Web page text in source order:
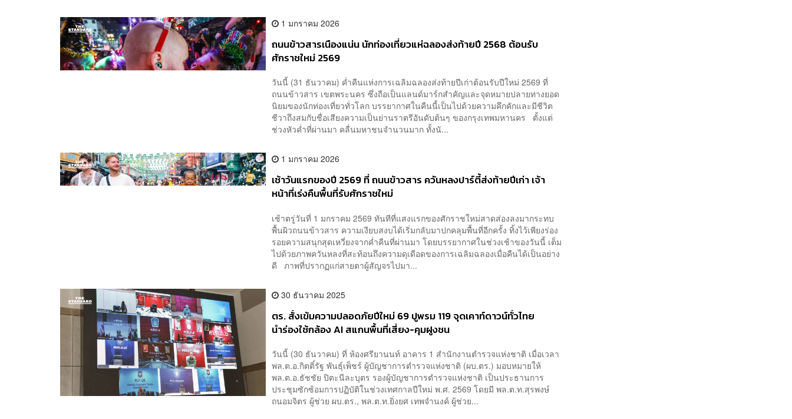
1 มกราคม 2026
ถนนข้าวสารเนืองแน่น นักท่องเที่ยวแห่ฉลองส่งท้ายปี 2568 ต้อนรับ
ศักราชใหม่ 2569
วันนี้ (31 ธันวาคม) ค่ำคืนแห่งการเฉลิมฉลองส่งท้ายปีเก่าต้อนรับปีใหม่ 2569 ที่
ถนนข้าวสาร เขตพระนคร ซึ่งถือเป็นแลนด์มาร์กสำคัญและจุดหมายปลายทางยอด
นิยมของนักท่องเที่ยวทั่วโลก บรรยากาศในคืนนี้เป็นไปด้วยความคึกคักและมีชีวิต
ชีวาถึงสมกับชื่อเสียงความเป็นย่านราตรีอันดับต้นๆ ของกรุงเทพมหานคร ตั้งแต่
ช่วงหัวค่ำที่ผ่านมา คลื่นมหาชนจำนวนมาก ทั้งนั...
1 มกราคม 2026
เช้าวันแรกของปี 2569 ที่ ถนนข้าวสาร ควันหลงปาร์ตี้ส่งท้ายปีเก่า เจ้า
หน้าที่เร่งคืนพื้นที่รับศักราชใหม่
เช้าตรู่วันที่ 1 มกราคม 2569 ทันทีที่แสงแรกของศักราชใหม่สาดส่องลงมากระทบ
พื้นผิวถนนข้าวสาร ความเงียบสงบได้เริ่มกลับมาปกคลุมพื้นที่อีกครั้ง ทิ้งไว้เพียงร่อง
รอยความสนุกสุดเหวี่ยงจากค่ำคืนที่ผ่านมา โดยบรรยากาศในช่วงเช้าของวันนี้ เต็ม
ไปด้วยภาพควันหลงที่สะท้อนถึงความดุเดือดของการเฉลิมฉลองเมื่อคืนได้เป็นอย่าง
ดี ภาพที่ปรากฏแก่สายตาผู้สัญจรไปมา...
30 ธันวาคม 2025
ตร. สั่งเข้มความปลอดภัยปีใหม่ 69 ปูพรม 119 จุดเคาท์ดาวน์ทั่วไทย
นำร่องใช้กล้อง AI สแกนพื้นที่เสี่ยง-คุมฝูงชน
วันนี้ (30 ธันวาคม) ที่ ห้องศรียานนท์ อาคาร 1 สำนักงานตำรวจแห่งชาติ เมื่อเวลา
พล.ต.อ.กิตติ์รัฐ พันธุ์เพ็ชร์ ผู้บัญชาการตำรวจแห่งชาติ (ผบ.ตร.) มอบหมายให้
พล.ต.อ.ธัชชัย ปิตะนีละบุตร รองผู้บัญชาการตำรวจแห่งชาติ เป็นประธานการ
ประชุมซักซ้อมการปฏิบัติในช่วงเทศกาลปีใหม่ พ.ศ. 2569 โดยมี พล.ต.ท.สุรพงษ์
ถนอมจิตร ผู้ช่วย ผบ.ตร., พล.ต.ท.ยิ่งยศ เทพจำนงค์ ผู้ช่วย...